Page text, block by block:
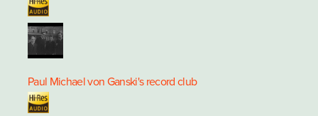
Paul Michael von Ganski's record club